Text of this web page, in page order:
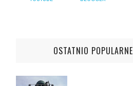
OSTATNIO POPULARNE